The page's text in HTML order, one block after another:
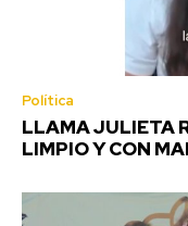
Política
LLAMA JULIETA
LIMPIO Y CON